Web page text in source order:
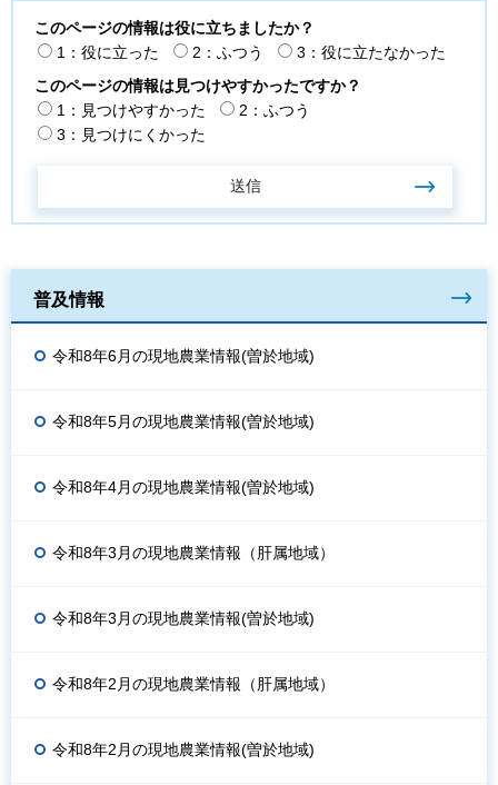
このページの情報は役に立ちましたか？
1：役に立った
2：ふつう
3：役に立たなかった
このページの情報は見つけやすかったですか？
1：見つけやすかった
2：ふつう
3：見つけにくかった
普及情報
令和8年6月の現地農業情報(曽於地域)
令和8年5月の現地農業情報(曽於地域)
令和8年4月の現地農業情報(曽於地域)
令和8年3月の現地農業情報（肝属地域）
令和8年3月の現地農業情報(曽於地域)
令和8年2月の現地農業情報（肝属地域）
令和8年2月の現地農業情報(曽於地域)